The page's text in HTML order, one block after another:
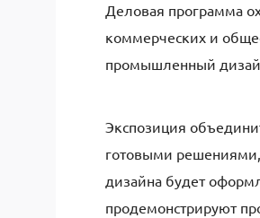
Деловая программа
коммерческих и
промышленный
Экспозиция
готовыми
дизайна будет
продемонстрируют